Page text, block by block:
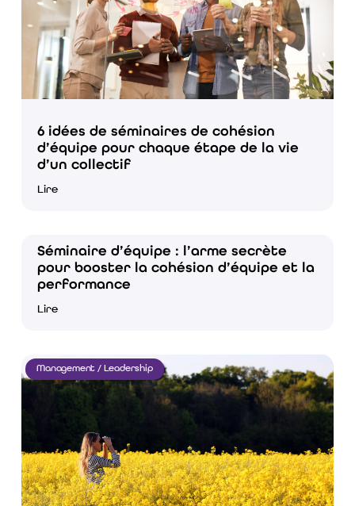
6 idées de séminaires de cohésion
d’équipe pour chaque étape de la vie
d’un collectif
Lire
Séminaire d’équipe : l’arme secrète
pour booster la cohésion d’équipe et la
performance
Lire
Management / Leadership